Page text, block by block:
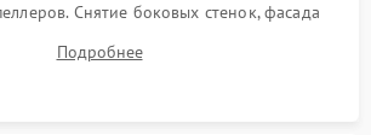
Снятие боковых стенок, фасада
насосу, ТЭНу и сливной помпе.
Подробнее